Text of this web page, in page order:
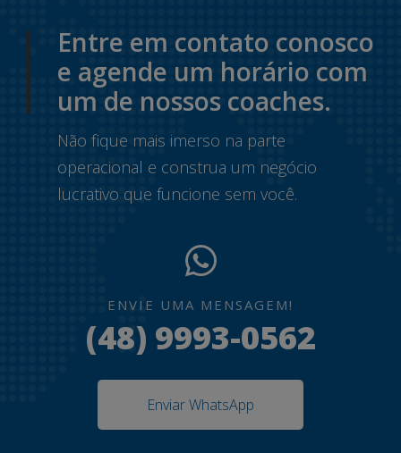
Entre em contato conosco
e agende um horário com
um de nossos coaches.
Não fique mais imerso na parte
operacional e construa um negócio
lucrativo que funcione sem você.
ENVIE UMA MENSAGEM!
(48) 9993-0562
Enviar WhatsApp